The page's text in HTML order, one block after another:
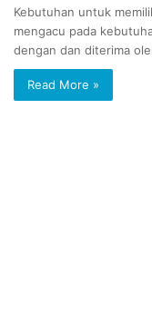
Kebutuhan untuk
mengacu pada
dengan dan diterima
Read More »